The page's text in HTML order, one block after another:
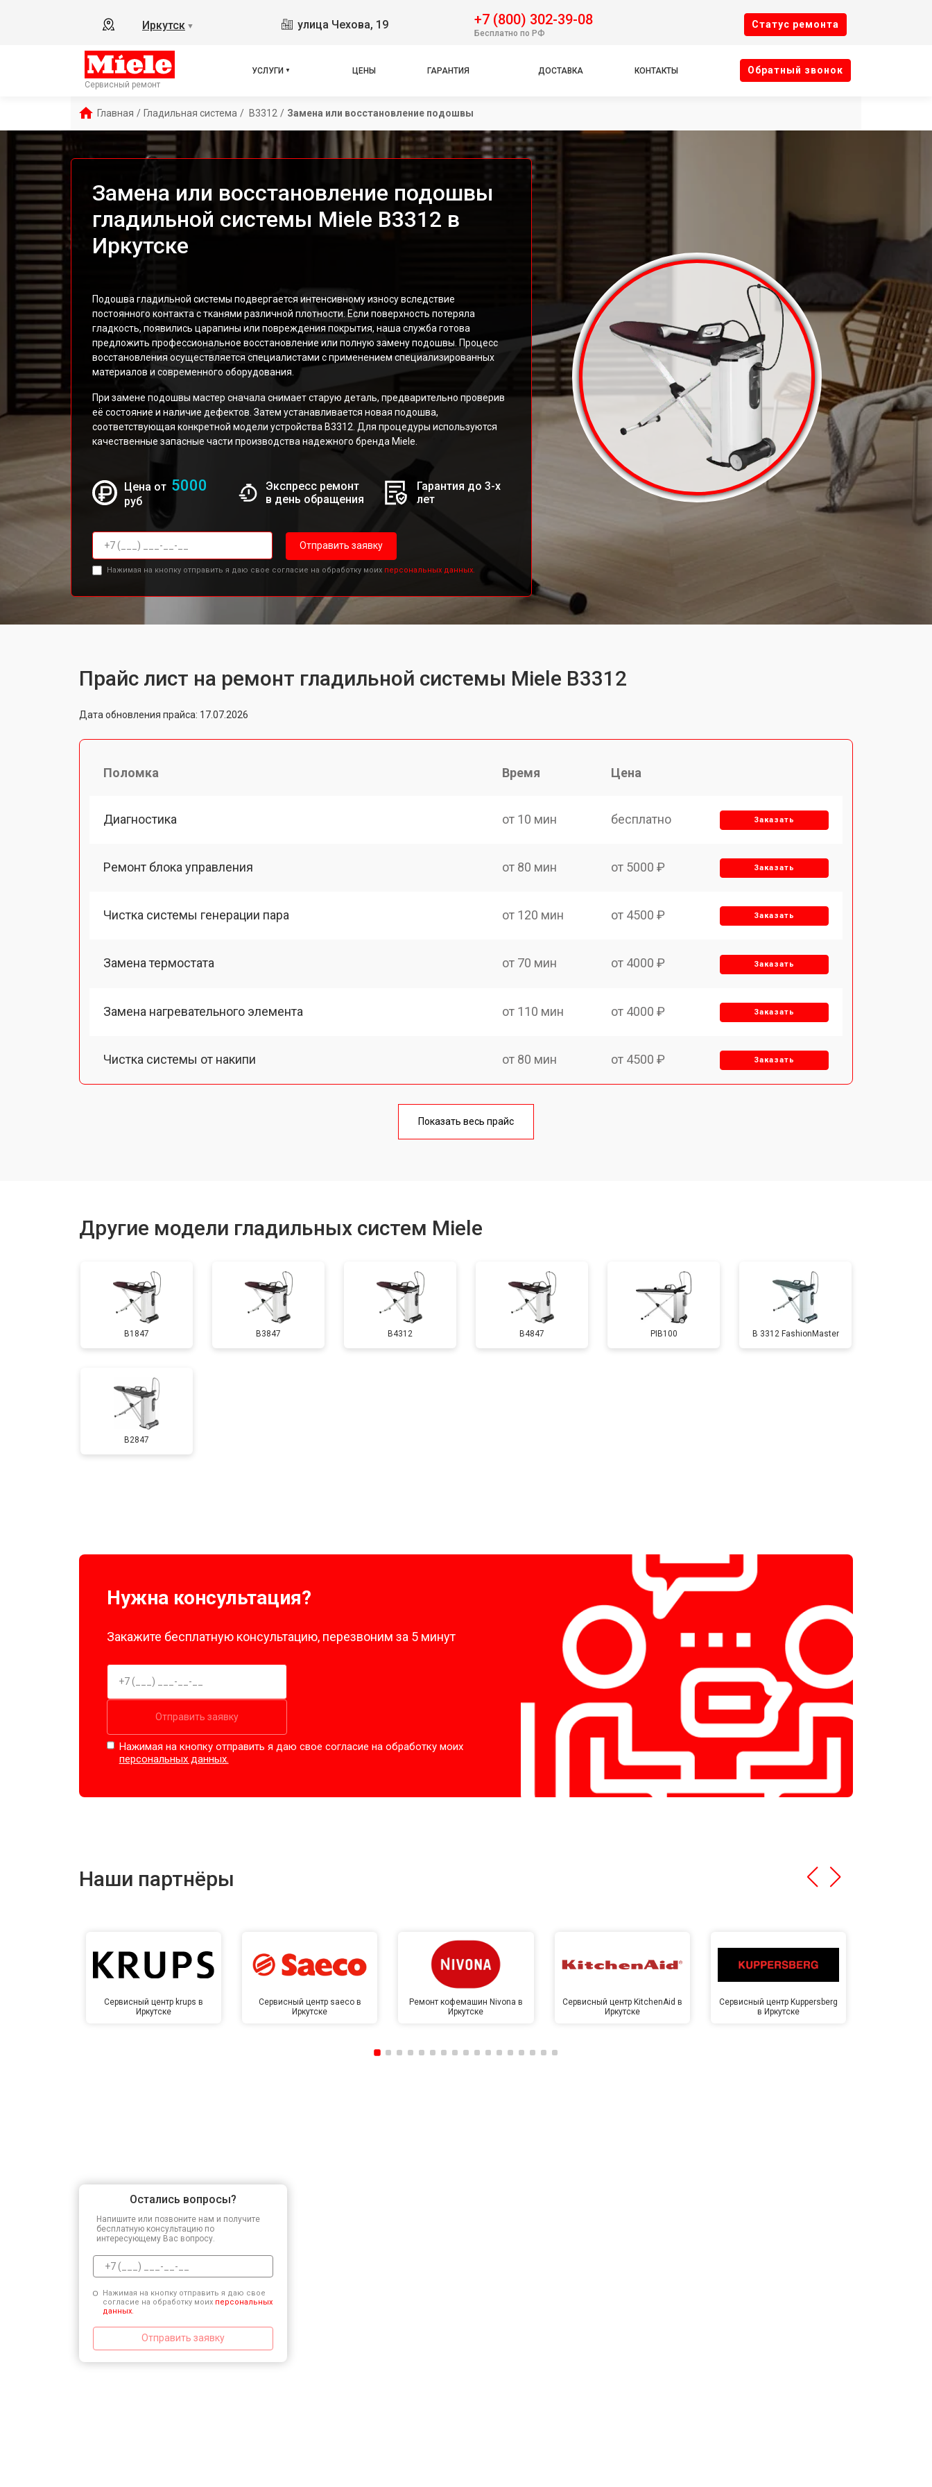
Иркутск ▼ улица Чехова, 19 +7 (800) 302-39-08
Бесплатно по РФ
Cтатус ремонта
Сервисный ремонт
УСЛУГИ ЦЕНЫ ГАРАНТИЯ ДОСТАВКА КОНТАКТЫ Oбратный звонок
Главная / Гладильная система / B3312 / Замена или восстановление подошвы
Замена или восстановление подошвы
гладильной системы Miele B3312 в
Иркутске
Подошва гладильной системы подвергается интенсивному износу вследствие
постоянного контакта с тканями различной плотности. Если поверхность потеряла
гладкость, появились царапины или повреждения покрытия, наша служба готова
предложить профессиональное восстановление или полную замену подошвы. Процесс
восстановления осуществляется специалистами с применением специализированных
материалов и современного оборудования.
При замене подошвы мастер сначала снимает старую деталь, предварительно проверив
её состояние и наличие дефектов. Затем устанавливается новая подошва,
соответствующая конкретной модели устройства B3312. Для процедуры используются
качественные запасные части производства надежного бренда Miele.
Цена от 5000
руб
Экспресс ремонт
в день обращения
Гарантия до 3-х
лет
Отправить заявку
Нажимая на кнопку отправить я даю свое согласие на обработку моих персональных данных.
Прайс лист на ремонт гладильной системы Miele B3312
Дата обновления прайса: 17.07.2026
Поломка Время Цена
Диагностика от 10 мин бесплатно Заказать
Ремонт блока управления от 80 мин от 5000 ₽ Заказать
Чистка системы генерации пара от 120 мин от 4500 ₽ Заказать
Замена термостата от 70 мин от 4000 ₽ Заказать
Замена нагревательного элемента от 110 мин от 4000 ₽ Заказать
Чистка системы от накипи от 80 мин от 4500 ₽ Заказать
от 60 мин
Показать весь прайс
Другие модели гладильных систем Miele
B1847 B3847 B4312 B4847 PIB100 B 3312 FashionMaster
B2847
Нужна консультация?
Закажите бесплатную консультацию, перезвоним за 5 минут
Отправить заявку
Нажимая на кнопку отправить я даю свое согласие на обработку моих
персональных данных.
Наши партнёры
Сервисный центр krups в
Иркутске
Сервисный центр saeco в
Иркутске
Ремонт кофемашин Nivona в
Иркутске
Сервисный центр KitchenAid в
Иркутске
Сервисный центр Kuppersberg
в Иркутске
Остались вопросы?
Напишите или позвоните нам и получите
бесплатную консультацию по
интересующему Вас вопросу.
Нажимая на кнопку отправить я даю свое
согласие на обработку моих персональных
данных.
Отправить заявку